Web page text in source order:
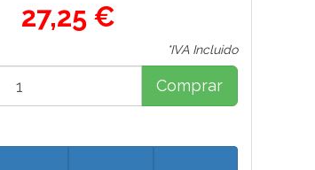
27,25 €
*IVA Incluido
Comprar